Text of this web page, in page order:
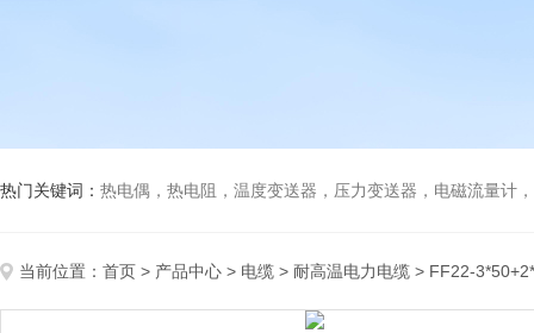
热门关键词： 热电偶，热电阻，温度变送器，压力变送器，电磁流量计，
当前位置： 首页 > 产品中心 > 电缆 > 耐高温电力电缆 > FF22-